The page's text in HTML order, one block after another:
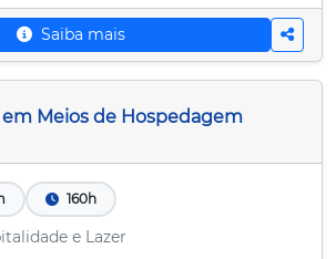
Saiba mais
Meios de Hospedagem
160h
e Lazer